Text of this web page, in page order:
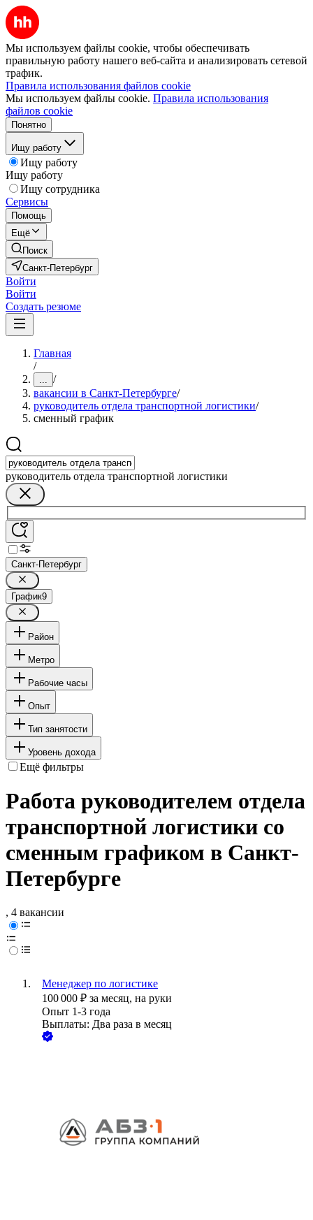
Мы используем файлы cookie, чтобы обеспечивать
правильную работу нашего веб-сайта и анализировать сетевой
трафик.
Правила использования файлов cookie
Мы используем файлы cookie. Правила использования
файлов cookie
Понятно
Ищу работу
Ищу работу
Ищу работу
Ищу сотрудника
Сервисы
Помощь
Ещё
Поиск
Санкт-Петербург
Войти
Войти
Создать резюме
Главная
/
... /
вакансии в Санкт-Петербурге/
руководитель отдела транспортной логистики/
сменный график
руководитель отдела транспортной логистики
Санкт-Петербург
График9
Район
Метро
Рабочие часы
Опыт
Тип занятости
Уровень дохода
Ещё фильтры
Работа руководителем отдела
транспортной логистики со
сменным графиком в Санкт-
Петербурге
, 4 вакансии
Менеджер по логистике
100 000 ₽ за месяц, на руки
Опыт 1-3 года
Выплаты: Два раза в месяц